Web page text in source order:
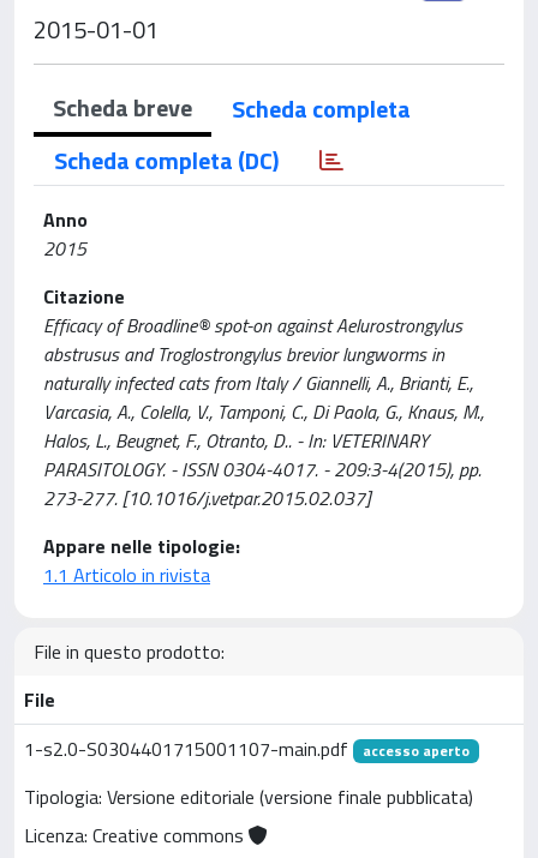
2015-01-01
Scheda breve
Scheda completa
Scheda completa (DC)
Anno
2015
Citazione
Efficacy of Broadline® spot-on against Aelurostrongylus
abstrusus and Troglostrongylus brevior lungworms in
naturally infected cats from Italy / Giannelli, A., Brianti, E.,
Varcasia, A., Colella, V., Tamponi, C., Di Paola, G., Knaus, M.,
Halos, L., Beugnet, F., Otranto, D.. - In: VETERINARY
PARASITOLOGY. - ISSN 0304-4017. - 209:3-4(2015), pp.
273-277. [10.1016/j.vetpar.2015.02.037]
Appare nelle tipologie:
1.1 Articolo in rivista
File in questo prodotto:
File
1-s2.0-S0304401715001107-main.pdf
accesso aperto
Tipologia: Versione editoriale (versione finale pubblicata)
Licenza: Creative commons